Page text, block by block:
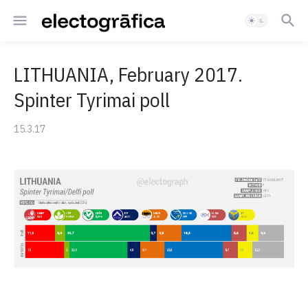
LITHUANIA, February 2017.
Spinter Tyrimai poll
15.3.17